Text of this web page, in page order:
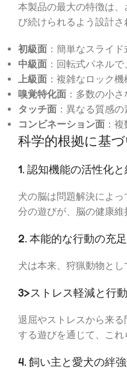
本製品の最大の特徴は
び続けられるよう設計さ
初級面 ：簡単なスライ
中級面 ：回転式パネル
上級面 ：複雑なロック
嗅覚特化面 ：多数の小
タッチ面 ：異なる質感
コンビネーション面 ：
科学的根拠に基
1. 認知機能の活性化
犬の脳は問題解決によ
分の遊びが、脳の健康維
2. 本能的な行動の充足
犬は本来、狩猟動物と
3>ストレス軽減と行
退屈やストレスから来
する遊びを通じて、これ
4. 飼い主と愛犬の絆